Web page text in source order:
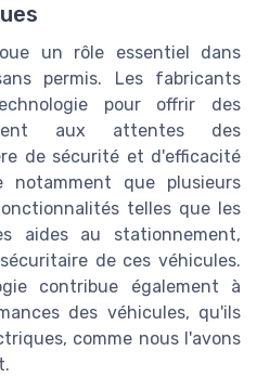
un rôle essentiel dans
permis. Les fabricants
pour offrir des
aux attentes des
de sécurité et d'efficacité
notamment que plusieurs
telles que les
aides au stationnement,
de ces véhicules.
contribue également à
des véhicules, qu'ils
comme nous l'avons